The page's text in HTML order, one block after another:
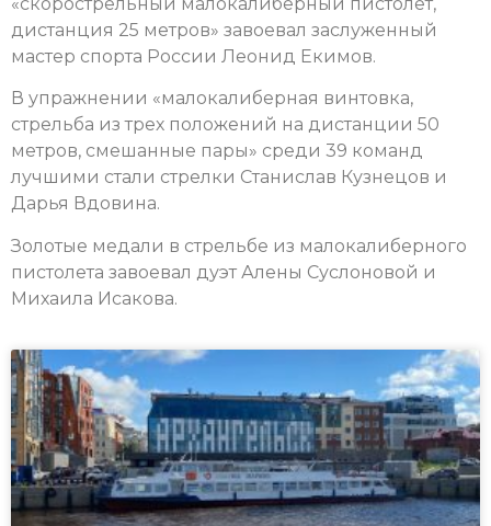
дистанция 25 метров» завоевал заслуженный
мастер спорта России Леонид Екимов.
В упражнении «малокалиберная винтовка,
стрельба из трех положений на дистанции 50
метров, смешанные пары» среди 39 команд
лучшими стали стрелки Станислав Кузнецов и
Дарья Вдовина.
Золотые медали в стрельбе из малокалиберного
пистолета завоевал дуэт Алены Суслоновой и
Михаила Исакова.